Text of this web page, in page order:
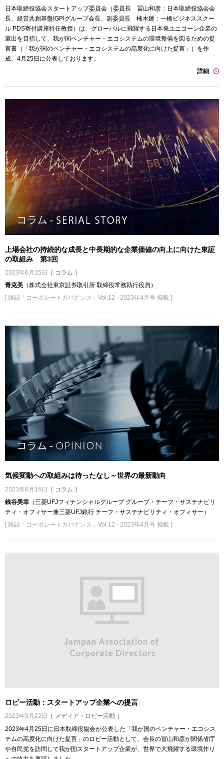
日本取締役協会スタートアップ委員会（委員長 冨山和彦：日本取締役協会会
長、経営共創基盤IGPIグループ会長、副委員長 楠木建：一橋ビジネススクー
ル PDS寄付講座特任教授）は、グローバルに飛躍する日本発ユニコーン企業の
輩出を目指して、我が国ベンチャー・エコシステムの環境整備を図るための提
言書（「我が国のベンチャー・エコシステムの高度化に向けた提言」）を作
成、4月25日に公表しております。
詳細
上場会社の持続的な成長と中長期的な企業価値の向上に向けた東証
の取組み 第3回
2023年6月15日
［ コラム ］
青克美 （株式会社東京証券取引所 取締役常務執行役員）
[ 雑誌「コーポレートガバナンス」Vol.12 - 2023年4月号 掲載 ]
気候変動への取組みは待ったなし～世界の最新動向
2023年6月15日
［ コラム ］
銭谷美幸 （三菱UFJフィナンシャルグループ グループ・チーフ・サステナビリ
ティ・オフィサー兼三菱UFJ銀行 チーフ・サステナビリティ・オフィサー）
[ 雑誌「コーポレートガバナンス」Vol.12 - 2023年4月号 掲載 ]
ロビー活動：スタートアップ企業への提言
2023年5月22日
［ メディア・ロビー活動 ］
2023年4月25日に日本取締役協会が公表した「我が国のベンチャー・エコシス
テムの高度化に向けた提言」のロビー活動として、会長の冨山和彦が関係省庁
や自民党を訪問して我が国スタートアップ企業が、世界で大飛躍する環境作り